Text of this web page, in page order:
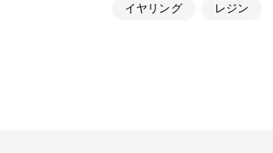
イヤリング レジン